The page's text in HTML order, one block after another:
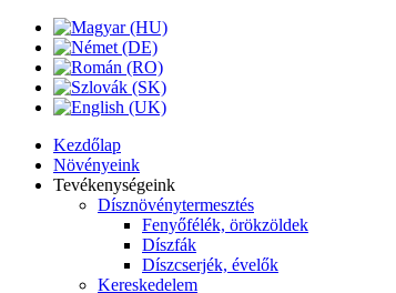
Kezdőlap
Növényeink
Tevékenységeink
Dísznövénytermesztés
Fenyőfélék, örökzöldek
Díszfák
Díszcserjék, évelők
Kereskedelem